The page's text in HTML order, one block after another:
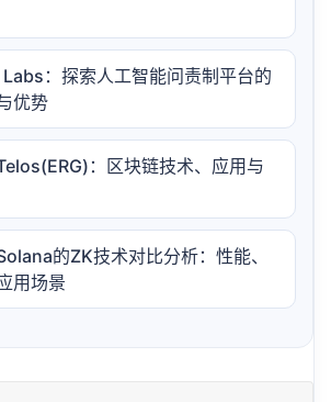
：探索人工智能问责制平台的
优势
：区块链技术、应用与
的ZK技术对比分析：性能、
用场景